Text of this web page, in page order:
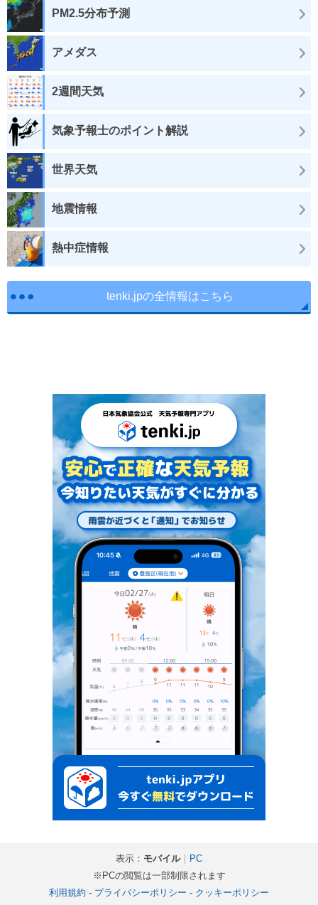
PM2.5分布予測
アメダス
2週間天気
気象予報士のポイント解説
世界天気
地震情報
熱中症情報
tenki.jpの全情報はこちら
表示： モバイル｜
PC
※PCの閲覧は一部制限されます
利用規約 - プライバシーポリシー - クッキーポリシー